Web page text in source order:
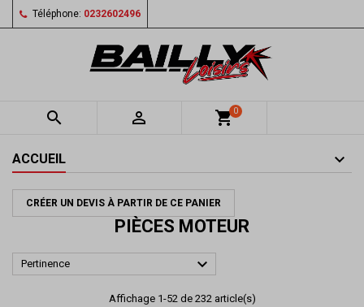
Téléphone: 0232602496
  shopping_cart0
ACCUEIL
CRÉER UN DEVIS À PARTIR DE CE PANIER
PIÈCES MOTEUR
Pertinence 
Affichage 1-52 de 232 article(s)